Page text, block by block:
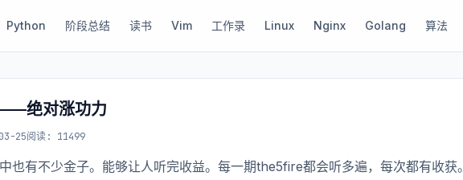
Python 阶段总结 读书 Vim 工作录 Linux Nginx Golang 算法
绝对涨功力
25阅读: 11499
也有不少金子。能够让人听完收益。每一期the5fire都会听多遍，每次都有收获。